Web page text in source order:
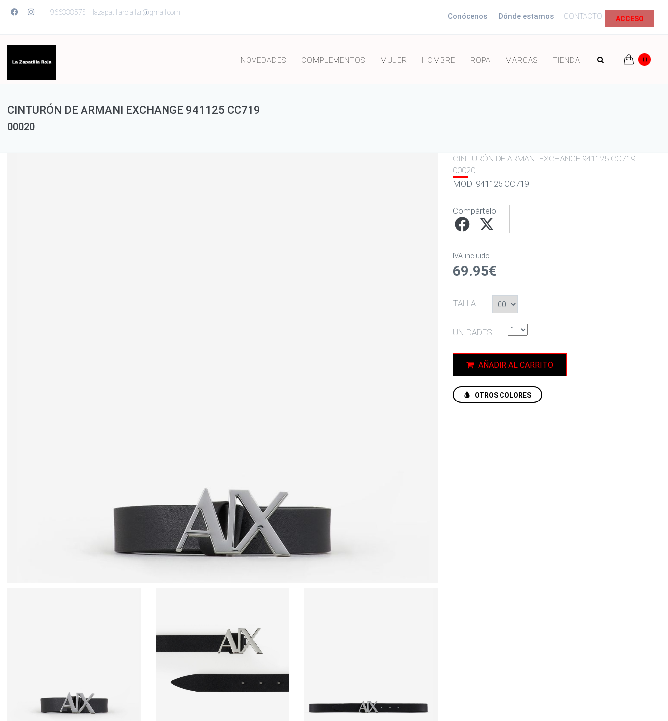
966338575 lazapatillaroja.lzr@gmail.com Conócenos | Dónde estamos CONTACTO ACCESO
NOVEDADES COMPLEMENTOS MUJER HOMBRE ROPA MARCAS TIENDA 0
CINTURÓN DE ARMANI EXCHANGE 941125 CC719
00020
CINTURÓN DE ARMANI EXCHANGE 941125 CC719
00020
MOD: 941125 CC719
Compártelo
IVA incluido
69.95€
TALLA
UNIDADES
AÑADIR AL CARRITO
OTROS COLORES